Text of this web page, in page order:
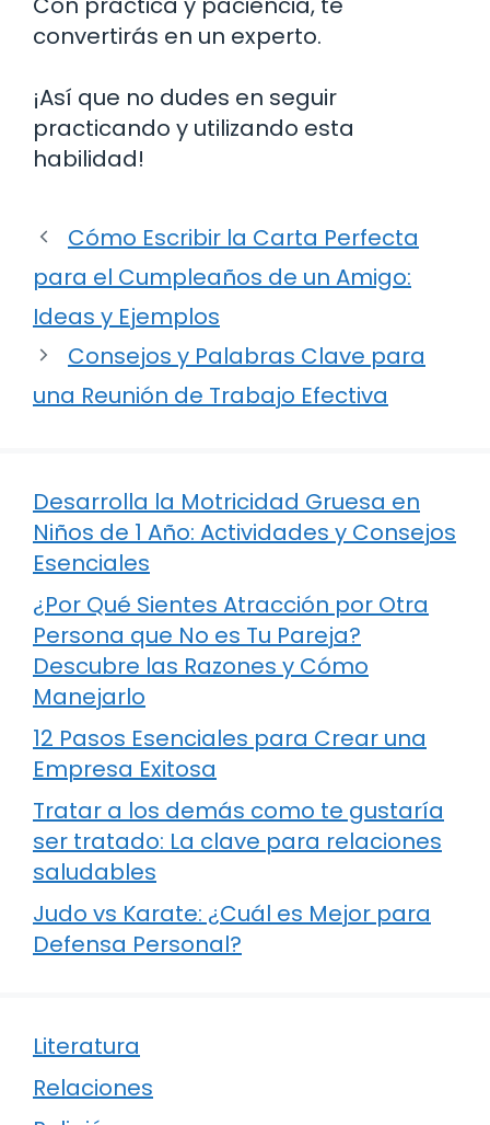
convertirás en un experto.
¡Así que no dudes en seguir
practicando y utilizando esta
habilidad!
Cómo Escribir la Carta Perfecta
para el Cumpleaños de un Amigo:
Ideas y Ejemplos
Consejos y Palabras Clave para
una Reunión de Trabajo Efectiva
Desarrolla la Motricidad Gruesa en
Niños de 1 Año: Actividades y Consejos
Esenciales
¿Por Qué Sientes Atracción por Otra
Persona que No es Tu Pareja?
Descubre las Razones y Cómo
Manejarlo
12 Pasos Esenciales para Crear una
Empresa Exitosa
Tratar a los demás como te gustaría
ser tratado: La clave para relaciones
saludables
Judo vs Karate: ¿Cuál es Mejor para
Defensa Personal?
Literatura
Relaciones